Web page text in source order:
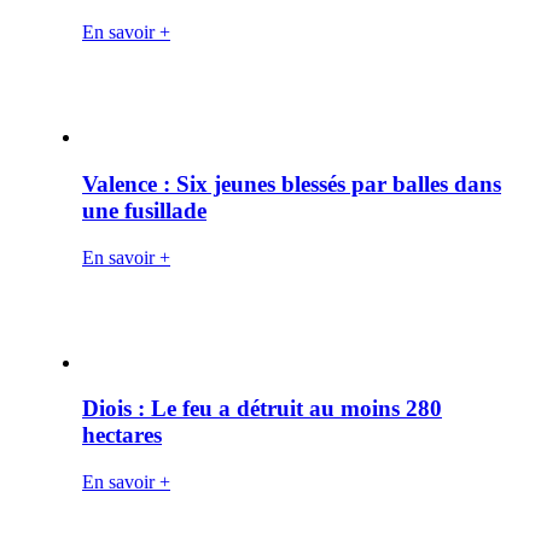
En savoir +
Valence : Six jeunes blessés par balles dans
une fusillade
En savoir +
Diois : Le feu a détruit au moins 280
hectares
En savoir +